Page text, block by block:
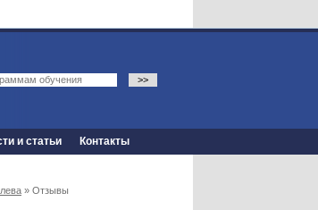
и статьи Контакты
» Отзывы